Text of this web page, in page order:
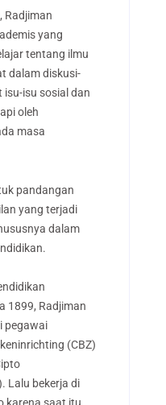
Radjiman
yang
tentang ilmu
dalam diskusi-
isu sosial dan
oleh
masa
pandangan
yang terjadi
dalam
1899, Radjiman
pegawai
(CBZ)
Lalu bekerja di